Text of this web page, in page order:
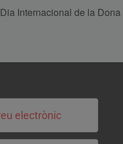
Dia Internacional de la Dona